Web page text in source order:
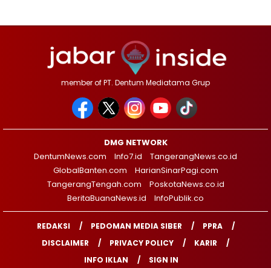
member of PT. Dentum Mediatama Grup
DMG NETWORK
DentumNews.com
Info7.id
TangerangNews.co.id
GlobalBanten.com
HarianSinarPagi.com
TangerangTengah.com
PoskotaNews.co.id
BeritaBuanaNews.id
InfoPublik.co
REDAKSI PEDOMAN MEDIA SIBER
PPRA
DISCLAIMER
PRIVACY POLICY
KARIR
INFO IKLAN
SIGN IN